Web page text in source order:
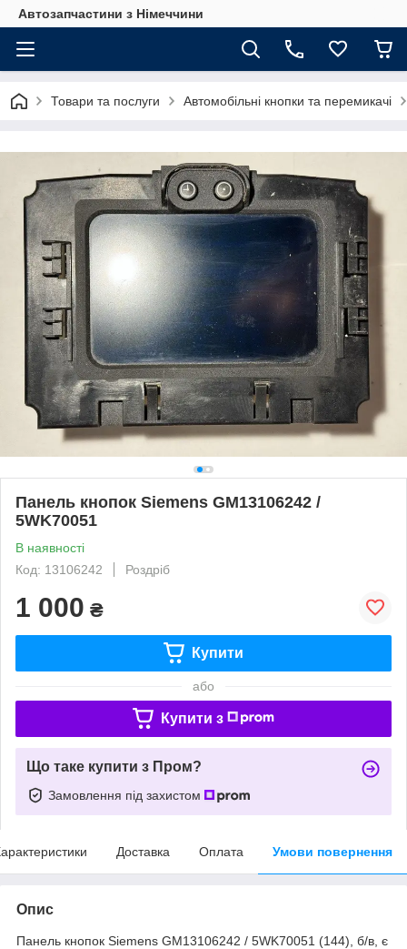
Автозапчастини з Німеччини
Товари та послуги Автомобільні кнопки та перемикачі
Панель кнопок Siemens GM13106242 /
5WK70051
В наявності
Код: 13106242
Роздріб
1 000 ₴
Купити
або
Купити з
Що таке купити з Пром?
Замовлення під захистом
Доставка Оплата Умови повернення
Опис
Панель кнопок Siemens GM13106242 / 5WK70051 (144), б/в, є